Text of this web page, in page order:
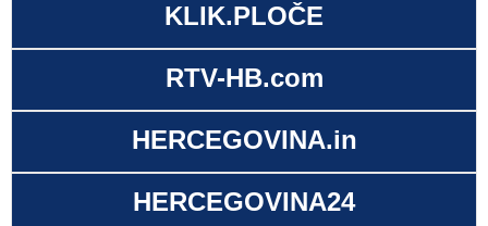
KLIK.PLOČE
RTV-HB.com
HERCEGOVINA.in
HERCEGOVINA24